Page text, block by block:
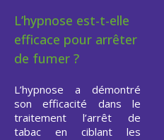
L’hypnose est-t-elle
efficace pour arrêter
de fumer ?
L’hypnose a démontré
son efficacité dans le
traitement l’arrêt de
tabac en ciblant les